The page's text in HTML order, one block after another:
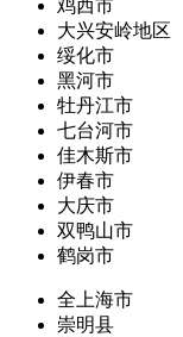
鸡西市
大兴安岭地区
绥化市
黑河市
牡丹江市
七台河市
佳木斯市
伊春市
大庆市
双鸭山市
鹤岗市
全上海市
崇明县